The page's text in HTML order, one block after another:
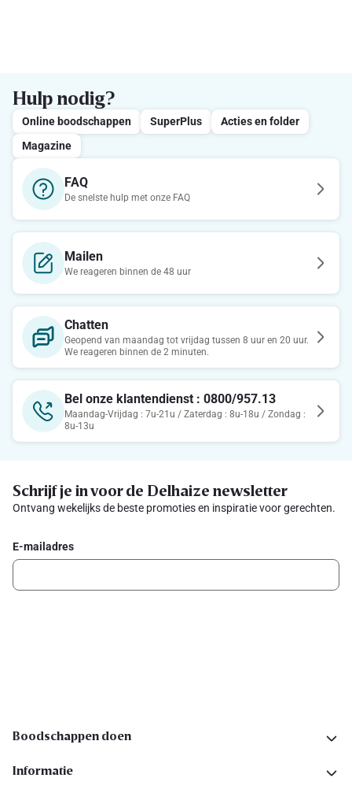
Hulp nodig?
Online boodschappen SuperPlus
Acties en folder
Magazine
FAQ
De snelste hulp met onze FAQ
Mailen
We reageren binnen de 48 uur
Chatten
Geopend van maandag tot vrijdag tussen 8 uur en 20 uur.
We reageren binnen de 2 minuten.
Bel onze klantendienst : 0800/957.13
Maandag-Vrijdag : 7u-21u / Zaterdag : 8u-18u / Zondag :
8u-13u
Schrijf je in voor de Delhaize newsletter
Ontvang wekelijks de beste promoties en inspiratie voor gerechten.
E-mailadres
Boodschappen doen
Informatie